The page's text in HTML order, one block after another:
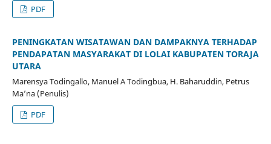
PDF
PENINGKATAN WISATAWAN DAN DAMPAKNYA TERHADAP
PENDAPATAN MASYARAKAT DI LOLAI KABUPATEN TORAJA
UTARA
Marensya Todingallo, Manuel A Todingbua, H. Baharuddin, Petrus
Ma’na (Penulis)
PDF